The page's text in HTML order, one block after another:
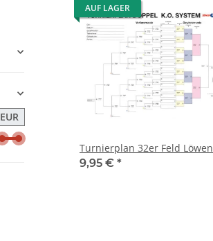
AUF LAGER
Turnierplan 32er Feld Löwen
9,95 € *
EUR